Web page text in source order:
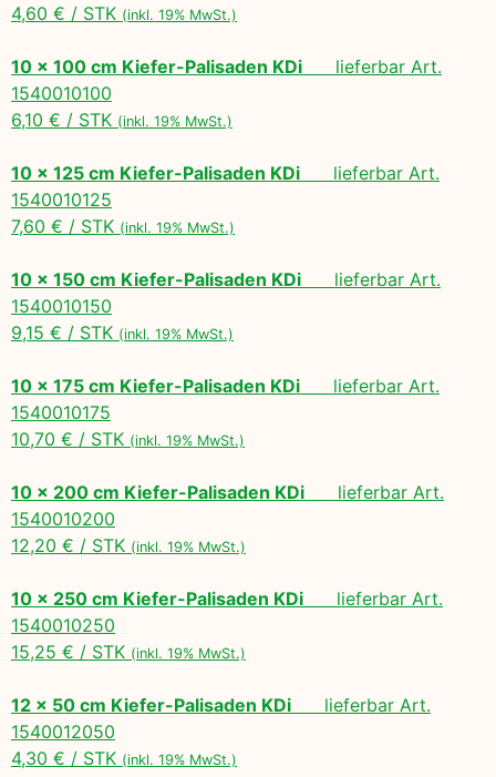
4,60 € / STK (inkl. 19% MwSt.)
10 x 100 cm Kiefer-Palisaden KDi lieferbar Art.
1540010100
6,10 € / STK (inkl. 19% MwSt.)
10 x 125 cm Kiefer-Palisaden KDi lieferbar Art.
1540010125
7,60 € / STK (inkl. 19% MwSt.)
10 x 150 cm Kiefer-Palisaden KDi lieferbar Art.
1540010150
9,15 € / STK (inkl. 19% MwSt.)
10 x 175 cm Kiefer-Palisaden KDi lieferbar Art.
1540010175
10,70 € / STK (inkl. 19% MwSt.)
10 x 200 cm Kiefer-Palisaden KDi lieferbar Art.
1540010200
12,20 € / STK (inkl. 19% MwSt.)
10 x 250 cm Kiefer-Palisaden KDi lieferbar Art.
1540010250
15,25 € / STK (inkl. 19% MwSt.)
12 x 50 cm Kiefer-Palisaden KDi lieferbar Art.
1540012050
4,30 € / STK (inkl. 19% MwSt.)